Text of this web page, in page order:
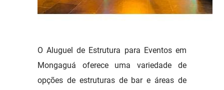
O Aluguel de Estrutura para Eventos em
Mongaguá oferece uma variedade de
opções de estruturas de bar e áreas de